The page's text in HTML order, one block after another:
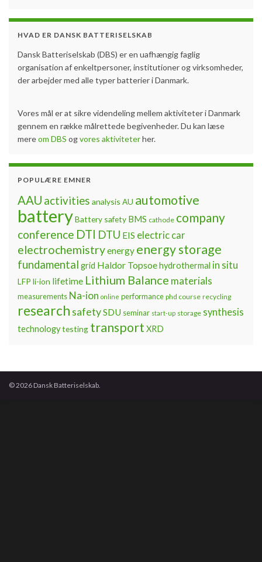
HVAD ER DANSK BATTERISELSKAB
Dansk Batteriselskab (DBS) er en uafhængig faglig
organisation af enkeltpersoner, institutioner og virksomheder,
der arbejder med alle typer batterier i Danmark.
Vores mål er at sikre videndeling mellem aktiviteter i Danmark
gennem en række målrettede begivenheder. Du kan læse
mereom DBS ogvores aktiviteterher.
POPULÆRE EMNER
AAU activities analysis AU automotive
batteryBattery safety BMS cathode company
conference DTI DTU EIS electric car
electrochemistryenergy energy storage
fundamental grid Haldor Topsoehydrothermal in situ
LFP li-ion lifetime Lithium Balance materials
measurements Na-ion online performance phd course recycling
research safetySDU seminar start-up storage synthesis
technologytesting transport XRD
© 2026 Dansk Batteriselskab.